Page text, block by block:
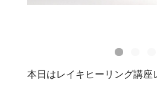
本日はレイキヒーリング講座